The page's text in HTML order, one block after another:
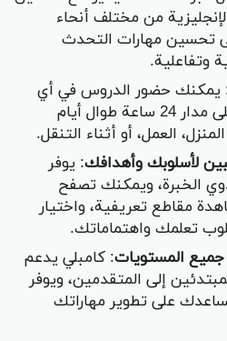
من مختلف أنحاء
تحسين مهارات التحدث
وتفاعلية.
يمكنك حضور الدروس في أي
وقت يناسب جدولك، على مدار 24 ساعة طوال أيام
العمل، أو أثناء التنقل.
لأسلوبك وأهدافك: يوفر
الخبرة، ويمكنك تصفح
مقاطع تعريفية، واختيار
تعلمك واهتماماتك.
المستويات: كامبلي يدعم
إلى المتقدمين، ويوفر
على تطوير مهاراتك